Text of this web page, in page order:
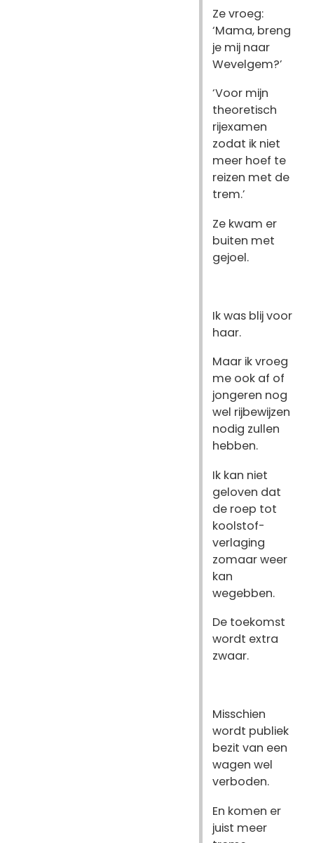
Ze vroeg:
‘Mama, breng
je mij naar
Wevelgem?’
‘Voor mijn
theoretisch
rijexamen
zodat ik niet
meer hoef te
reizen met de
trem.’
Ze kwam er
buiten met
gejoel.
Ik was blij voor
haar.
Maar ik vroeg
me ook af of
jongeren nog
wel rijbewijzen
nodig zullen
hebben.
Ik kan niet
geloven dat
de roep tot
koolstof-
verlaging
zomaar weer
kan
wegebben.
De toekomst
wordt extra
zwaar.
Misschien
wordt publiek
bezit van een
wagen wel
verboden.
En komen er
juist meer